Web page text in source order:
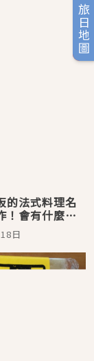
旅日地圖
的法式料理名
！會有什麼新
日